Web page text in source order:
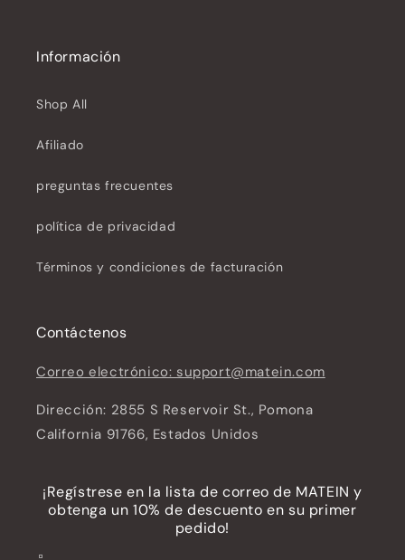
Información
Shop All
Afiliado
preguntas frecuentes
política de privacidad
Términos y condiciones de facturación
Contáctenos
Correo electrónico: support@matein.com
Dirección: 2855 S Reservoir St., Pomona
California 91766, Estados Unidos
¡Regístrese en la lista de correo de MATEIN y
obtenga un 10% de descuento en su primer
pedido!